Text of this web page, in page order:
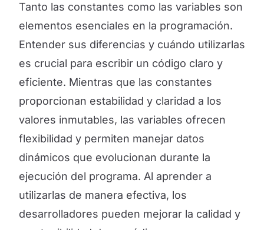
Tanto las constantes como las variables son
elementos esenciales en la programación.
Entender sus diferencias y cuándo utilizarlas
es crucial para escribir un código claro y
eficiente. Mientras que las constantes
proporcionan estabilidad y claridad a los
valores inmutables, las variables ofrecen
flexibilidad y permiten manejar datos
dinámicos que evolucionan durante la
ejecución del programa. Al aprender a
utilizarlas de manera efectiva, los
desarrolladores pueden mejorar la calidad y